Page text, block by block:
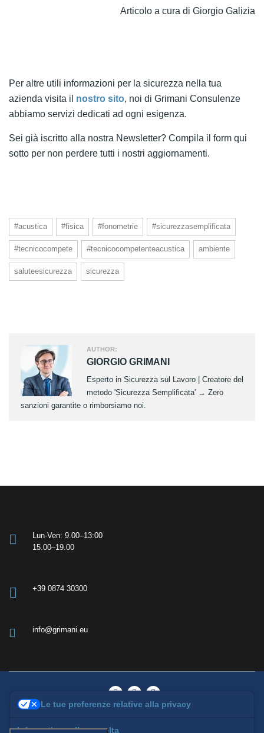
Articolo a cura di Giorgio Galizia
Per altre utili informazioni per la sicurezza nella tua
azienda visita il nostro sito, noi di Grimani Consulenze
abbiamo servizi dedicati ad ogni esigenza.
Sei già iscritto alla nostra Newsletter? Compila il form qui
sotto per non perdere tutti i nostri aggiornamenti.
#acustica #fisica #fonometrie #sicurezzasemplificata
#tecnicocompete #tecnicocompetenteacustica ambiente
saluteesicurezza sicurezza
AUTHOR:
GIORGIO GRIMANI
Esperto in Sicurezza sul Lavoro | Creatore del
metodo 'Sicurezza Semplificata' → Zero
sanzioni garantite o rimborsiamo noi.
Lun-Ven: 9.00–13:00
15.00–19.00
+39 0874 30300
info@grimani.eu
Privacy Policy|Cookie Policy
Le tue preferenze relative alla privacy
Informativa sulla raccolta